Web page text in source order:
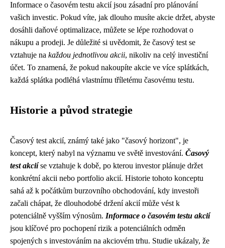
Informace o časovém testu akcií jsou zásadní pro plánování
vašich investic. Pokud víte, jak dlouho musíte akcie držet, abyste
dosáhli daňové optimalizace, můžete se lépe rozhodovat o
nákupu a prodeji. Je důležité si uvědomit, že časový test se
vztahuje na každou jednotlivou akcii, nikoliv na celý investiční
účet. To znamená, že pokud nakoupíte akcie ve více splátkách,
každá splátka podléhá vlastnímu tříletému časovému testu.
Historie a původ strategie
Časový test akcií, známý také jako "časový horizont", je
koncept, který nabyl na významu ve světě investování. Časový
test akciíse vztahuje k době, po kterou investor plánuje držet
konkrétní akcii nebo portfolio akcií. Historie tohoto konceptu
sahá až k počátkům burzovního obchodování, kdy investoři
začali chápat, že dlouhodobé držení akcií může vést k
potenciálně vyšším výnosům. Informace o časovém testu akcií
jsou klíčové pro pochopení rizik a potenciálních odměn
spojených s investováním na akciovém trhu. Studie ukázaly, že